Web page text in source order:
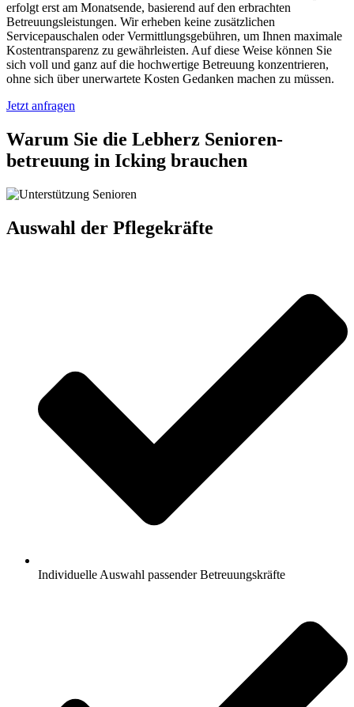
erfolgt erst am Monatsende, basierend auf den erbrachten
Betreuungsleistungen. Wir erheben keine zusätzlichen
Servicepauschalen oder Vermittlungsgebühren, um Ihnen maximale
Kostentransparenz zu gewährleisten. Auf diese Weise können Sie
sich voll und ganz auf die hochwertige Betreuung konzentrieren,
ohne sich über unerwartete Kosten Gedanken machen zu müssen.
Jetzt anfragen
Warum Sie die Lebherz Senioren­
betreuung in Icking brauchen
Auswahl der Pflegekräfte
Individuelle Auswahl passender Betreuungskräfte